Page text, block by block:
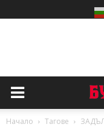
Начало Тагове